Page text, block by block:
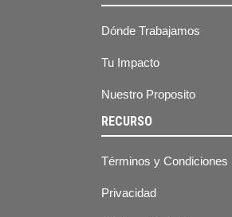
Dónde Trabajamos
Tu Impacto
Nuestro Proposito
RECURSO
Términos y Condiciones
Privacidad